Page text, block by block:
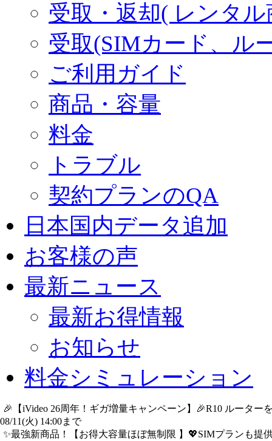
受取・返却( レンタ
受取(SIMカード、ル
ご利用ガイド
商品・容量
料金
トラブル
契約プランのQA
日本国内データ追加
お客様の声
最新ニュース
最新お得情報
お知らせ
料金シミュレーション
🎉【iVideo 26周年！ギガ増量キャンペーン】🎉R10 ルータ
08/11(火) 14:00まで
✨️最強新商品！【お得大容量ほぼ無制限 】💖SIMプランも提